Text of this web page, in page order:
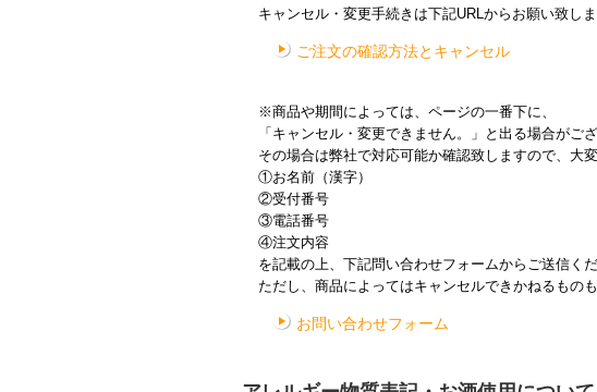
キャンセル・変更手続きは下記URLからお願い致しま
ご注文の確認方法とキャンセル
※商品や期間によっては、ページの一番下に、
「キャンセル・変更できません。」と出る場合がござ
その場合は弊社で対応可能か確認致しますので、大変
①お名前（漢字）
②受付番号
③電話番号
④注文内容
を記載の上、下記問い合わせフォームからご送信くだ
ただし、商品によってはキャンセルできかねるものも
お問い合わせフォーム